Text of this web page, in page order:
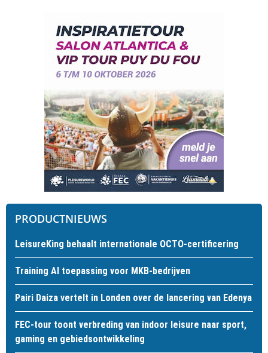
PRODUCTNIEUWS
LeisureKing behaalt internationale OCTO-certificering
Training AI toepassing voor MKB-bedrijven
Pairi Daiza vertelt in Londen over de lancering van Edenya
FEC-tour toont verbreding van indoor leisure naar sport,
gaming en gebiedsontwikkeling